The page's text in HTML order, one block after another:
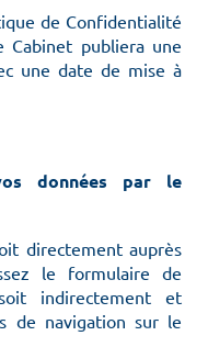
de Confidentialité
publiera une
une date de mise à
données par le
directement auprès
le formulaire de
indirectement et
de navigation sur le